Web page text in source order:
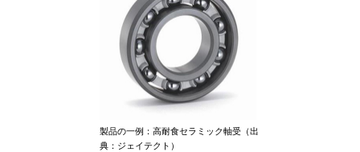
製品の一例：高耐食セラミック軸受（出
典：ジェイテクト）